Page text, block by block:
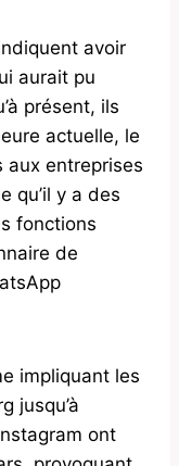
avoir
aurait pu
présent, ils
actuelle, le
aux entreprises
qu’il y a des
fonctions
de
impliquant les
jusqu’à
ont